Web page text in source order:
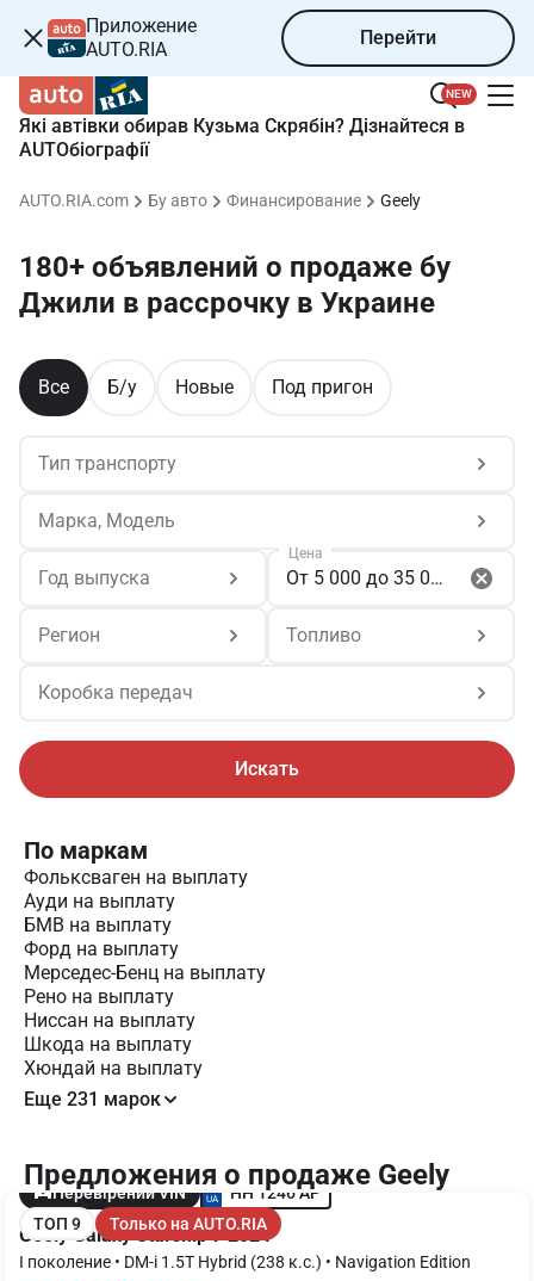
Приложение
AUTO.RIA
Перейти
NEW
Які автівки обирав Кузьма Скрябін? Дізнайтеся в
AUTOбіографії
AUTO.RIA.com Бу авто Финансирование Geely
180+ объявлений о продаже бу
Джили в рассрочку в Украине
Все Б/у Новые Под пригон
Тип транспорту
Марка, Модель
Год выпуска От 5 000 до 35 000
Цена
Регион Топливо
Коробка передач
Искать
Предложения о продаже Geely
Перевірений VIN
HH 1246 AP
ТОП 9
Только на AUTO.RIA
Geely Galaxy Starship 7 2024
I поколение • DM-i 1.5T Hybrid (238 к.с.) • Navigation Edition
По маркам
Фольксваген на выплату
Ауди на выплату
БМВ на выплату
Форд на выплату
Мерседес-Бенц на выплату
Рено на выплату
Ниссан на выплату
Шкода на выплату
Хюндай на выплату
Еще 231 марок